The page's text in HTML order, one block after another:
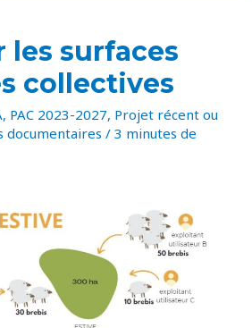
les surfaces
collectives
, PAC 2023-2027, Projet récent ou
documentaires /3 minutes de